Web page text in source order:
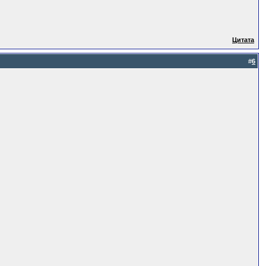
Цитата
#6